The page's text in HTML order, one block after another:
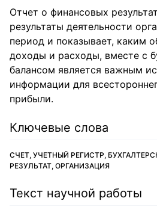
Отчет о финансовых
результаты деятельности
период и показывает, каким
доходы и расходы, вместе с
балансом является важным
информации для
прибыли.
Ключевые слова
СЧЕТ, УЧЕТНЫЙ РЕГИСТР,
РЕЗУЛЬТАТ, ОРГАНИЗАЦИЯ
Текст научной работы